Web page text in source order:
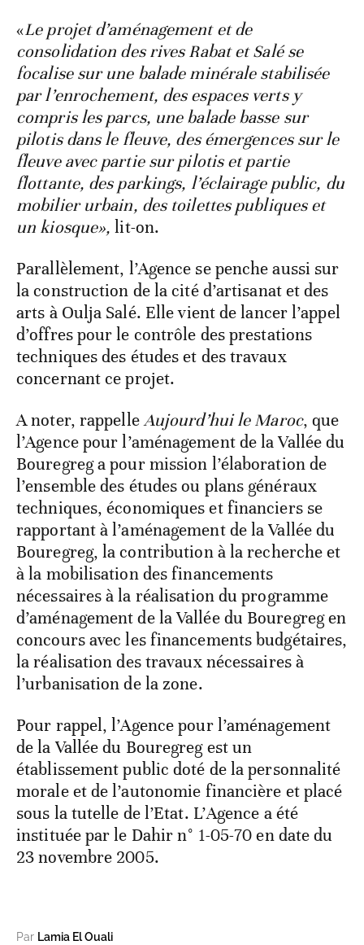
«Le projet d’aménagement et de
consolidation des rives Rabat et Salé se
focalise sur une balade minérale stabilisée
par l’enrochement, des espaces verts y
compris les parcs, une balade basse sur
pilotis dans le fleuve, des émergences sur le
fleuve avec partie sur pilotis et partie
flottante, des parkings, l’éclairage public, du
mobilier urbain, des toilettes publiques et
un kiosque», lit-on.
Parallèlement, l’Agence se penche aussi sur
la construction de la cité d’artisanat et des
arts à Oulja Salé. Elle vient de lancer l’appel
d’offres pour le contrôle des prestations
techniques des études et des travaux
concernant ce projet.
A noter, rappelleAujourd’hui le Maroc, que
l’Agence pour l’aménagement de la Vallée du
Bouregreg a pour mission l’élaboration de
l’ensemble des études ou plans généraux
techniques, économiques et financiers se
rapportant à l’aménagement de la Vallée du
Bouregreg, la contribution à la recherche et
à la mobilisation des financements
nécessaires à la réalisation du programme
d’aménagement de la Vallée du Bouregreg en
concours avec les financements budgétaires,
la réalisation des travaux nécessaires à
l’urbanisation de la zone.
Pour rappel, l’Agence pour l’aménagement
de la Vallée du Bouregreg est un
établissement public doté de la personnalité
morale et de l’autonomie financière et placé
sous la tutelle de l’Etat. L’Agence a été
instituée par le Dahir n° 1-05-70 en date du
23 novembre 2005.
Par Lamia El Ouali